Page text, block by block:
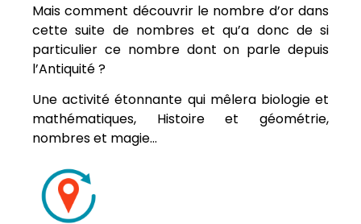
Mais comment découvrir le nombre d’or dans
cette suite de nombres et qu’a donc de si
particulier ce nombre dont on parle depuis
l’Antiquité ?
Une activité étonnante qui mêlera biologie et
mathématiques, Histoire et géométrie,
nombres et magie…